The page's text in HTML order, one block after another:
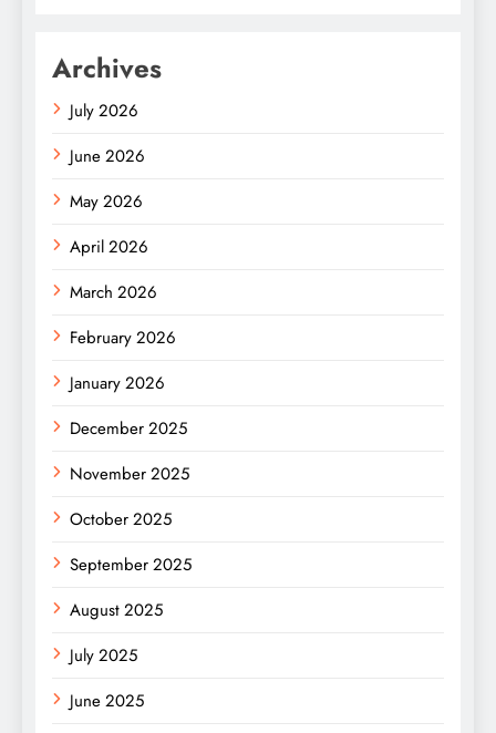
Archives
July 2026
June 2026
May 2026
April 2026
March 2026
February 2026
January 2026
December 2025
November 2025
October 2025
September 2025
August 2025
July 2025
June 2025